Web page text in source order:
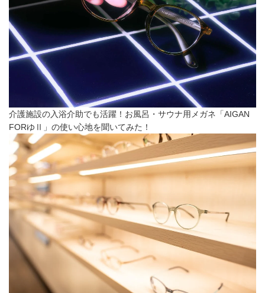
介護施設の入浴介助でも活躍！お風呂・サウナ用メガネ「AIGAN
FORゆⅡ」の使い心地を聞いてみた！